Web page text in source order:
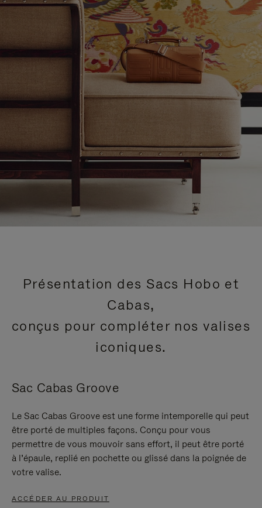
Présentation des Sacs Hobo et
Cabas,
conçus pour compléter nos valises
iconiques.
Sac Cabas Groove
Le Sac Cabas Groove est une forme intemporelle qui peut
être porté de multiples façons. Conçu pour vous
permettre de vous mouvoir sans effort, il peut être porté
à l’épaule, replié en pochette ou glissé dans la poignée de
votre valise.
ACCÉDER AU PRODUIT